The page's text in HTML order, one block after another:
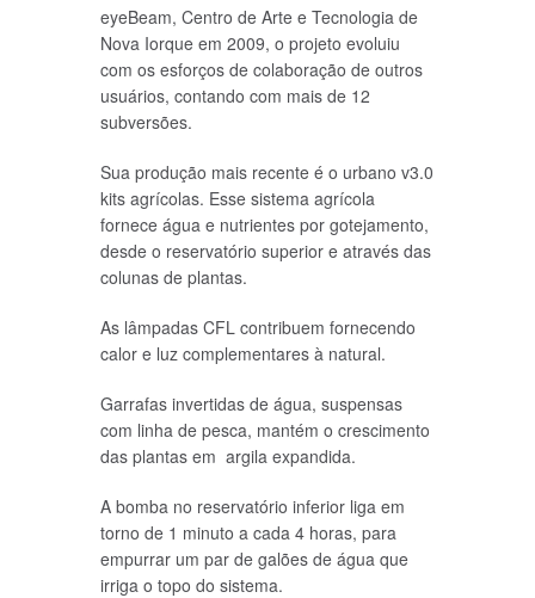
eyeBeam, Centro de Arte e Tecnologia de
Nova Iorque em 2009, o projeto evoluiu
com os esforços de colaboração de outros
usuários, contando com mais de 12
subversões.
Sua produção mais recente é o urbano v3.0
kits agrícolas. Esse sistema agrícola
fornece água e nutrientes por gotejamento,
desde o reservatório superior e através das
colunas de plantas.
As lâmpadas CFL contribuem fornecendo
calor e luz complementares à natural.
Garrafas invertidas de água, suspensas
com linha de pesca, mantém o crescimento
das plantas em argila expandida.
A bomba no reservatório inferior liga em
torno de 1 minuto a cada 4 horas, para
empurrar um par de galões de água que
irriga o topo do sistema.